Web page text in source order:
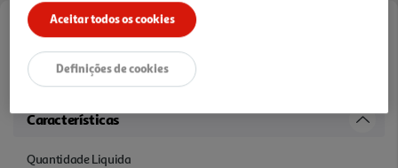
Informações de Marketing
BOLACHA DINOSAURUS CHOCOLECHE
Características
Quantidade Liquida
Aceitar todos os cookies
Definições de cookies